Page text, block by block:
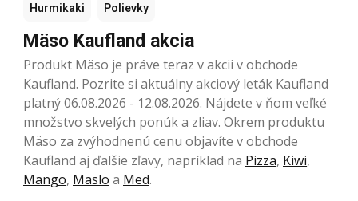
Hurmikaki Polievky
Mäso Kaufland akcia
Produkt Mäso je práve teraz v akcii v obchode
Kaufland. Pozrite si aktuálny akciový leták Kaufland
platný 06.08.2026 - 12.08.2026. Nájdete v ňom veľké
množstvo skvelých ponúk a zliav. Okrem produktu
Mäso za zvýhodnenú cenu objavíte v obchode
Kaufland aj ďalšie zľavy, napríklad na Pizza, Kiwi,
Mango, Maslo a Med.